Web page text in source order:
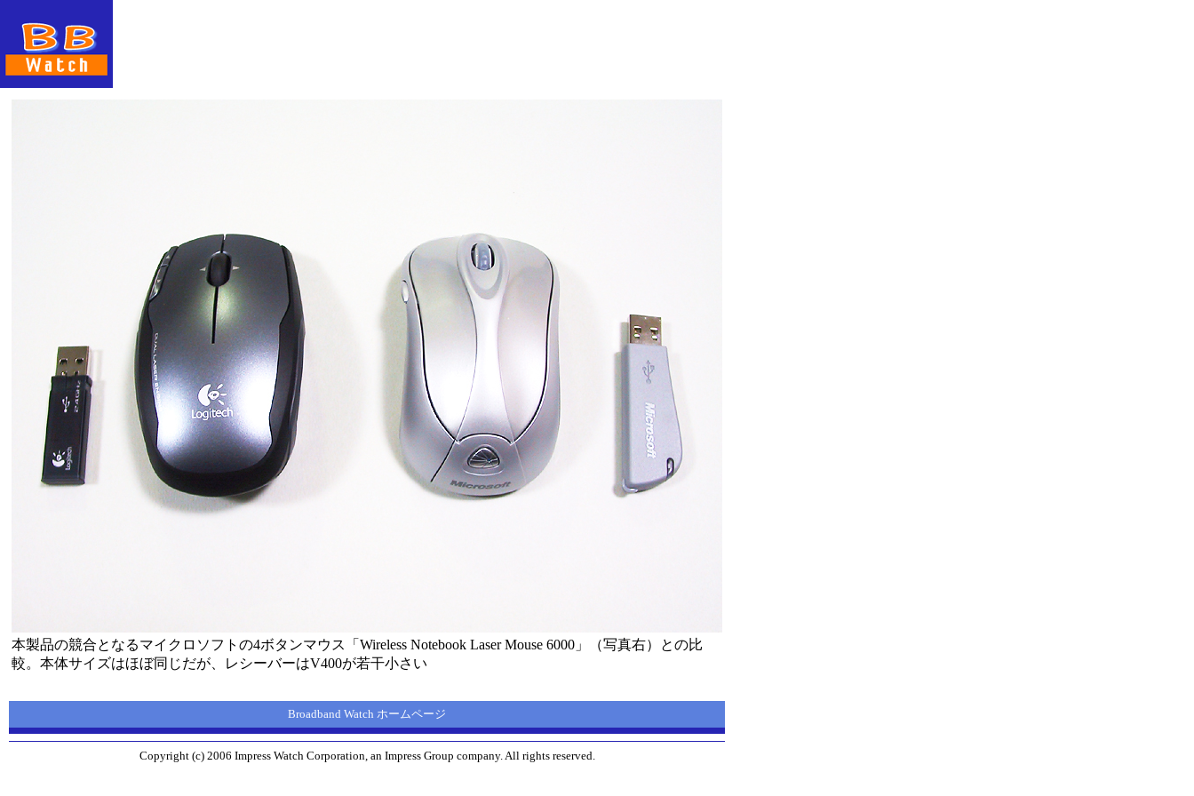
本製品の競合となるマイクロソフトの4ボタンマウス「Wireless Notebook Laser Mouse 6000」（写真右）との比
較。本体サイズはほぼ同じだが、レシーバーはV400が若干小さい
Broadband Watch ホームページ
Copyright (c) 2006 Impress Watch Corporation, an Impress Group company. All rights reserved.